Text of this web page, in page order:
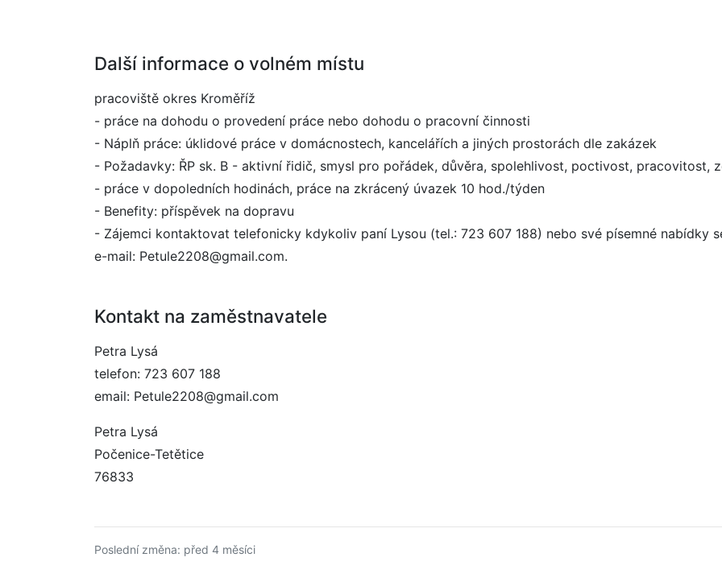
Další informace o volném místu
pracoviště okres Kroměříž
- práce na dohodu o provedení práce nebo dohodu o pracovní činnosti
- Náplň práce: úklidové práce v domácnostech, kancelářích a jiných prostorách dle zakázek
- Požadavky: ŘP sk. B - aktivní řidič, smysl pro pořádek, důvěra, spolehlivost, poctivost, pracovitost,
- práce v dopoledních hodinách, práce na zkrácený úvazek 10 hod./týden
- Benefity: příspěvek na dopravu
- Zájemci kontaktovat telefonicky kdykoliv paní Lysou (tel.: 723 607 188) nebo své písemné nabídky
e-mail: Petule2208@gmail.com.
Kontakt na zaměstnavatele
Petra Lysá
telefon: 723 607 188
email: Petule2208@gmail.com
Petra Lysá
Počenice-Tetětice
76833
Poslední změna: před 4 měsíci